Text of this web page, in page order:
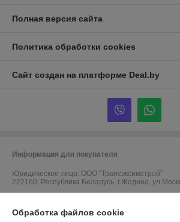
Полная версия сайта
Политика обработки cookies
Сайт создан на платформе Deal.by
Информация для покупателя
Юридическое лицо: ООО "Трансэксимстрой"
222160, Республика Беларусь, г.Жодино,
Обработка файлов cookie